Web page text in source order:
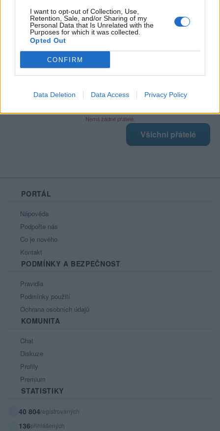
I want to opt-out of Collection, Use,
Retention, Sale, and/or Sharing of my
Personal Data that Is Unrelated with the
Purposes for which it was collected.
Opted Out
CONFIRM
Data Deletion Data Access Privacy Policy
Poslední 3 příspěvky na mé zdi
Zobrazit celou mou zeď
Nemá žádné přátelé.
Všichni přátelé
PORTÁL
Nápověda
Podpořte nás
Co je nového
Kontakt
PODMÍNKY A BEZPEČNOST
Pravidla
Podmínky použití
Ochrana osobních údajů
KOMUNITA
Chat
Diskuze
Profily
Premium
STATISTIKY
40 804registrovaných
136přihlášených